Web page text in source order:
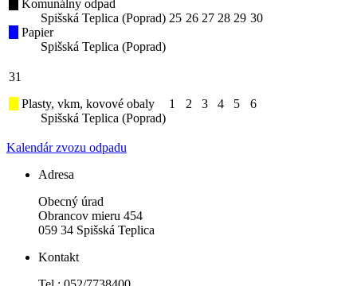
Komunálny odpad
Spišská Teplica (Poprad)
Papier
Spišská Teplica (Poprad)
25 26 27 28 29 30
31
Plasty, vkm, kovové obaly
Spišská Teplica (Poprad)
1 2 3 4 5 6
Kalendár zvozu odpadu
Adresa
Obecný úrad
Obrancov mieru 454
059 34 Spišská Teplica
Kontakt